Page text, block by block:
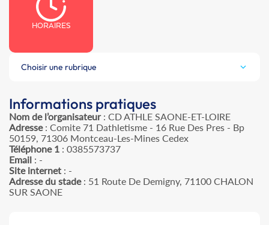
HORAIRES
Choisir une rubrique
Informations pratiques
Nom de l’organisateur: CD ATHLE SAONE-ET-LOIRE
Adresse: Comite 71 Dathletisme - 16 Rue Des Pres - Bp
50159, 71306 Montceau-Les-Mines Cedex
Téléphone 1 : 0385573737
Email : -
Site internet : -
Adresse du stade: 51 Route De Demigny, 71100 CHALON
SUR SAONE